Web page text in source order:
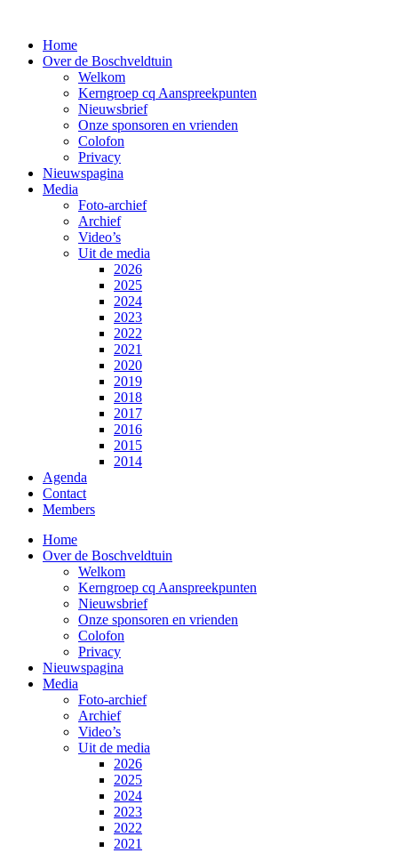
Home
Over de Boschveldtuin
Welkom
Kerngroep cq Aanspreekpunten
Nieuwsbrief
Onze sponsoren en vrienden
Colofon
Privacy
Nieuwspagina
Media
Foto-archief
Archief
Video’s
Uit de media
2026
2025
2024
2023
2022
2021
2020
2019
2018
2017
2016
2015
2014
Agenda
Contact
Members
Home
Over de Boschveldtuin
Welkom
Kerngroep cq Aanspreekpunten
Nieuwsbrief
Onze sponsoren en vrienden
Colofon
Privacy
Nieuwspagina
Media
Foto-archief
Archief
Video’s
Uit de media
2026
2025
2024
2023
2022
2021